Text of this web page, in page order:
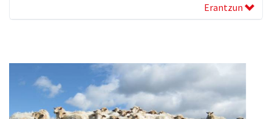
Erantzun